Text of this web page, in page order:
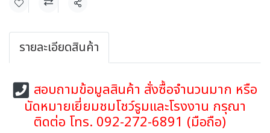
แชร์
รายละเอียดสินค้า
สอบถามข้อมูลสินค้า สั่งซื้อจำนวนมาก หรือ
นัดหมายเยี่ยมชมโชว์รูมและโรงงาน กรุณา
ติดต่อ โทร. 092-272-6891 (มือถือ)